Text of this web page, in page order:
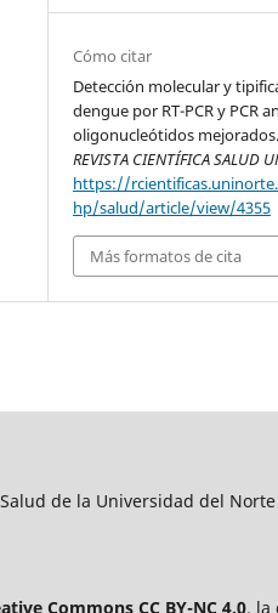
Cómo citar
Detección molecular y
dengue por RT-PCR y PCR
oligonucleótidos
REVISTA CIENTÍFICA SALUD
https://
hp/salud/article/view/4355
Más formatos de cita
de la Universidad del
Commons CC BY-NC 4.0, la